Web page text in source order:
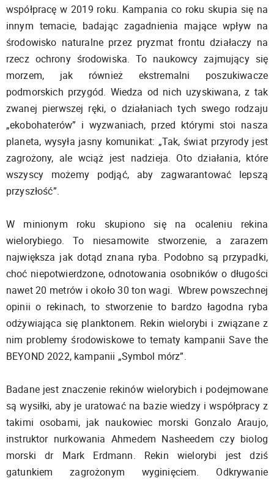
współpracę w 2019 roku. Kampania co roku skupia się na
innym temacie, badając zagadnienia mające wpływ na
środowisko naturalne przez pryzmat frontu działaczy na
rzecz ochrony środowiska. To naukowcy zajmujący się
morzem, jak również ekstremalni poszukiwacze
podmorskich przygód. Wiedza od nich uzyskiwana, z tak
zwanej pierwszej ręki, o działaniach tych swego rodzaju
„ekobohaterów” i wyzwaniach, przed którymi stoi nasza
planeta, wysyła jasny komunikat: „Tak, świat przyrody jest
zagrożony, ale wciąż jest nadzieja. Oto działania, które
wszyscy możemy podjąć, aby zagwarantować lepszą
przyszłość”.
W minionym roku skupiono się na ocaleniu rekina
wielorybiego. To niesamowite stworzenie, a zarazem
największa jak dotąd znana ryba. Podobno są przypadki,
choć niepotwierdzone, odnotowania osobników o długości
nawet 20 metrów i około 30 ton wagi. Wbrew powszechnej
opinii o rekinach, to stworzenie to bardzo łagodna ryba
odżywiająca się planktonem. Rekin wielorybi i związane z
nim problemy środowiskowe to tematy kampanii Save the
BEYOND 2022, kampanii „Symbol mórz”.
Badane jest znaczenie rekinów wielorybich i podejmowane
są wysiłki, aby je uratować na bazie wiedzy i współpracy z
takimi osobami, jak naukowiec morski Gonzalo Araujo,
instruktor nurkowania Ahmedem Nasheedem czy biolog
morski dr Mark Erdmann. Rekin wielorybi jest dziś
gatunkiem zagrożonym wyginięciem. Odkrywanie